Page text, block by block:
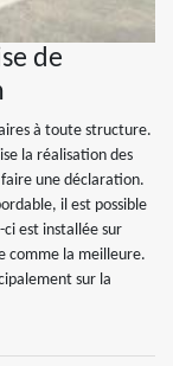
de
à toute structure.
la réalisation des
une déclaration.
il est possible
ci est installée sur
comme la meilleure.
sur la